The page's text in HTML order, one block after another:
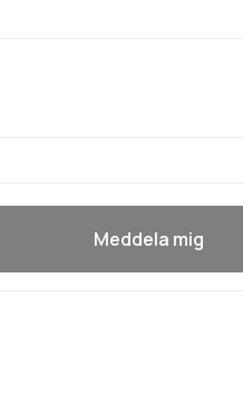
Meddela mig